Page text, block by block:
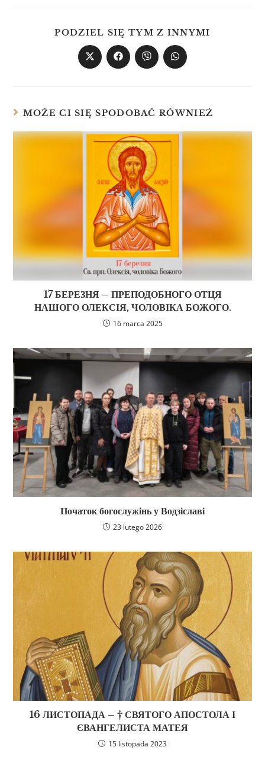
PODZIEL SIĘ TYM Z INNYMI
MOŻE CI SIĘ SPODOBAĆ RÓWNIEŻ
17 БЕРЕЗНЯ – ПРЕПОДОБНОГО ОТЦЯ
НАШОГО ОЛЕКСІЯ, ЧОЛОВІКА БОЖОГО.
16 marca 2025
Початок богослужінь у Водзіславі
23 lutego 2026
16 ЛИСТОПАДА – † СВЯТОГО АПОСТОЛА І
ЄВАНГЕЛИСТА МАТЕЯ
15 listopada 2023